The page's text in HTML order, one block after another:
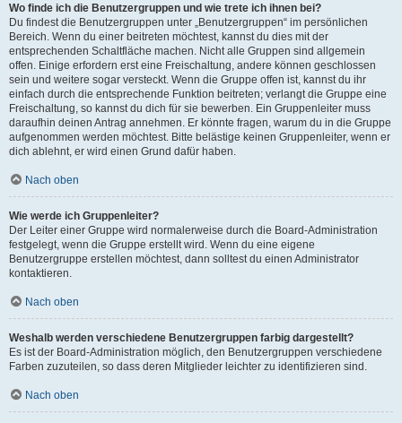
Wo finde ich die Benutzergruppen und wie trete ich ihnen bei?
Du findest die Benutzergruppen unter „Benutzergruppen“ im persönlichen
Bereich. Wenn du einer beitreten möchtest, kannst du dies mit der
entsprechenden Schaltfläche machen. Nicht alle Gruppen sind allgemein
offen. Einige erfordern erst eine Freischaltung, andere können geschlossen
sein und weitere sogar versteckt. Wenn die Gruppe offen ist, kannst du ihr
einfach durch die entsprechende Funktion beitreten; verlangt die Gruppe eine
Freischaltung, so kannst du dich für sie bewerben. Ein Gruppenleiter muss
daraufhin deinen Antrag annehmen. Er könnte fragen, warum du in die Gruppe
aufgenommen werden möchtest. Bitte belästige keinen Gruppenleiter, wenn er
dich ablehnt, er wird einen Grund dafür haben.
Nach oben
Wie werde ich Gruppenleiter?
Der Leiter einer Gruppe wird normalerweise durch die Board-Administration
festgelegt, wenn die Gruppe erstellt wird. Wenn du eine eigene
Benutzergruppe erstellen möchtest, dann solltest du einen Administrator
kontaktieren.
Nach oben
Weshalb werden verschiedene Benutzergruppen farbig dargestellt?
Es ist der Board-Administration möglich, den Benutzergruppen verschiedene
Farben zuzuteilen, so dass deren Mitglieder leichter zu identifizieren sind.
Nach oben